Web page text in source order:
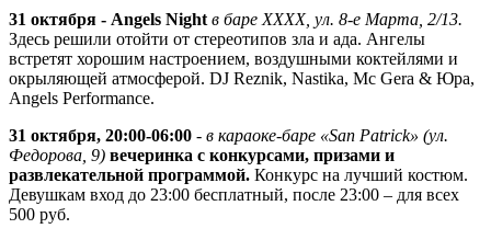
31 октября - Angels Night в баре ХХХХ, ул. 8-е Марта, 2/13.
Здесь решили отойти от стереотипов зла и ада. Ангелы
встретят хорошим настроением, воздушными коктейлями и
окрыляющей атмосферой. DJ Reznik, Nastika, Mc Gera & Юра,
Angels Performance.
31 октября, 20:00-06:00 - в караоке-баре «San Patrick» (ул.
Федорова, 9) вечеринка с конкурсами, призами и
развлекательной программой. Конкурс на лучший костюм.
Девушкам вход до 23:00 бесплатный, после 23:00 – для всех
500 руб.